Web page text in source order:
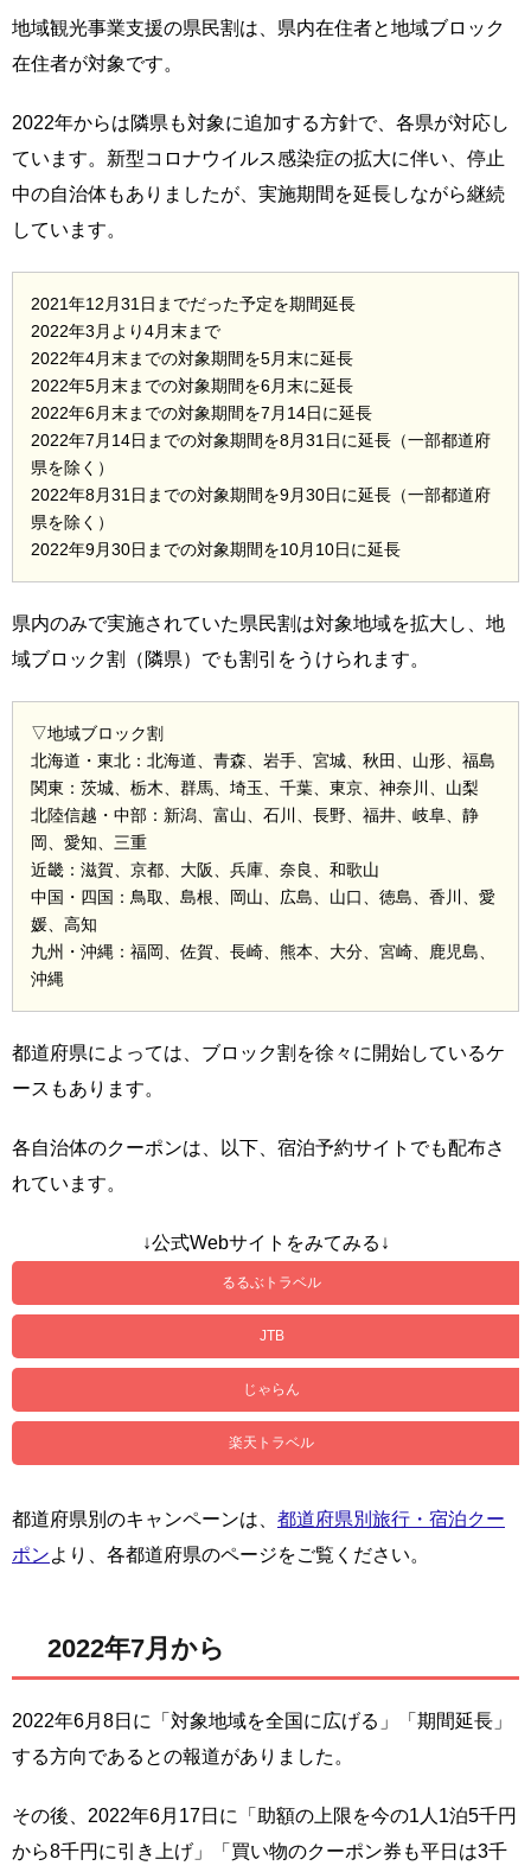
地域観光事業支援の県民割は、県内在住者と地域ブロック
在住者が対象です。
2022年からは隣県も対象に追加する方針で、各県が対応し
ています。新型コロナウイルス感染症の拡大に伴い、停止
中の自治体もありましたが、実施期間を延長しながら継続
しています。
2021年12月31日までだった予定を期間延長
2022年3月より4月末まで
2022年4月末までの対象期間を5月末に延長
2022年5月末までの対象期間を6月末に延長
2022年6月末までの対象期間を7月14日に延長
2022年7月14日までの対象期間を8月31日に延長（一部都道府
県を除く）
2022年8月31日までの対象期間を9月30日に延長（一部都道府
県を除く）
2022年9月30日までの対象期間を10月10日に延長
県内のみで実施されていた県民割は対象地域を拡大し、地
域ブロック割（隣県）でも割引をうけられます。
▽地域ブロック割
北海道・東北：北海道、青森、岩手、宮城、秋田、山形、福島
関東：茨城、栃木、群馬、埼玉、千葉、東京、神奈川、山梨
北陸信越・中部：新潟、富山、石川、長野、福井、岐阜、静
岡、愛知、三重
近畿：滋賀、京都、大阪、兵庫、奈良、和歌山
中国・四国：鳥取、島根、岡山、広島、山口、徳島、香川、愛
媛、高知
九州・沖縄：福岡、佐賀、長崎、熊本、大分、宮崎、鹿児島、
沖縄
都道府県によっては、ブロック割を徐々に開始しているケ
ースもあります。
各自治体のクーポンは、以下、宿泊予約サイトでも配布さ
れています。
↓公式Webサイトをみてみる↓
るるぶトラベル
JTB
じゃらん
楽天トラベル
都道府県別のキャンペーンは、 都道府県別旅行・宿泊クー
ポンより、各都道府県のページをご覧ください。
2022年7月から
2022年6月8日に「対象地域を全国に広げる」「期間延長」
する方向であるとの報道がありました。
その後、2022年6月17日に「助額の上限を今の1人1泊5千円
から8千円に引き上げ」「買い物のクーポン券も平日は3千